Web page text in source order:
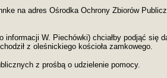
na adres Ośrodka Ochrony Zbiorów
informacji W. Piechówki) chciałby podjąć
z oleśnickiego kościoła zamkowego.
z prośbą o udzielenie pomocy.